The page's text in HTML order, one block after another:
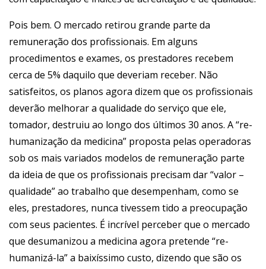
Pois bem. O mercado retirou grande parte da
remuneração dos profissionais. Em alguns
procedimentos e exames, os prestadores recebem
cerca de 5% daquilo que deveriam receber. Não
satisfeitos, os planos agora dizem que os profissionais
deverão melhorar a qualidade do serviço que ele,
tomador, destruiu ao longo dos últimos 30 anos. A “re-
humanização da medicina” proposta pelas operadoras
sob os mais variados modelos de remuneração parte
da ideia de que os profissionais precisam dar “valor –
qualidade” ao trabalho que desempenham, como se
eles, prestadores, nunca tivessem tido a preocupação
com seus pacientes. É incrível perceber que o mercado
que desumanizou a medicina agora pretende “re-
humanizá-la” a baixíssimo custo, dizendo que são os